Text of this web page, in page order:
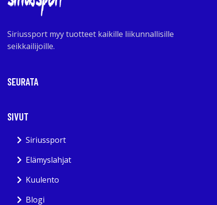
Siriussport myy tuotteet kaikille liikunnallisille
seikkailijoille.
SEURATA
SIVUT
Siriussport
Elämyslahjat
Kuulento
Blogi